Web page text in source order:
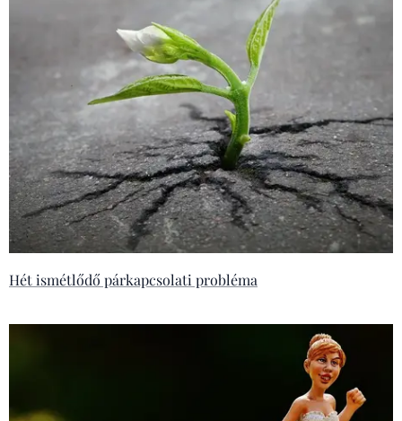
Hét ismétlődő párkapcsolati probléma